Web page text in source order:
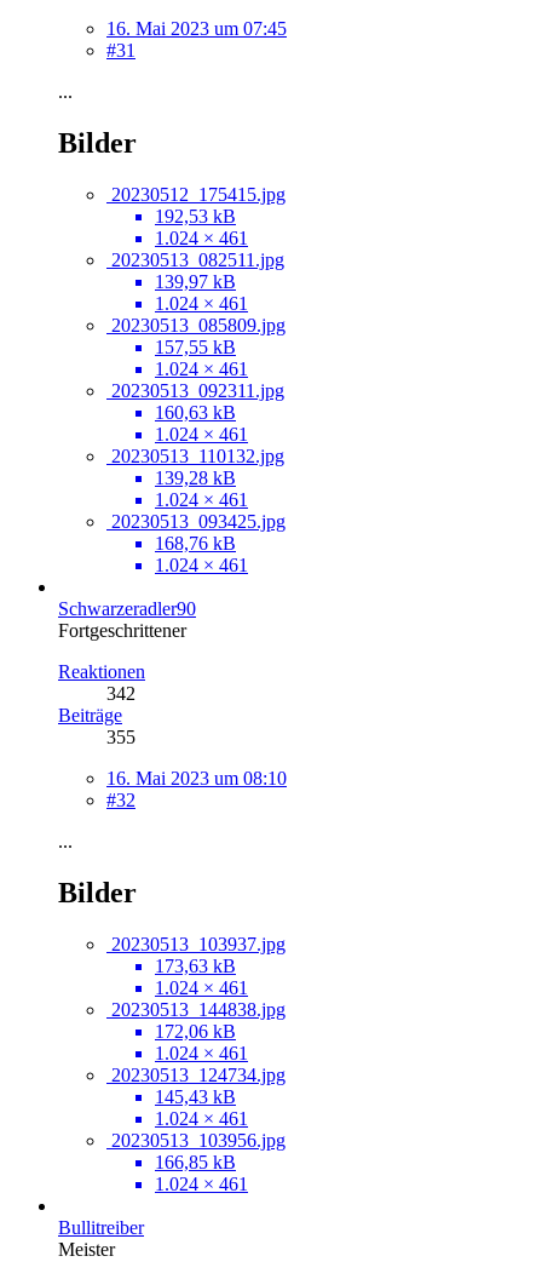
16. Mai 2023 um 07:45
#31
...
Bilder
20230512_175415.jpg
192,53 kB
1.024 × 461
20230513_082511.jpg
139,97 kB
1.024 × 461
20230513_085809.jpg
157,55 kB
1.024 × 461
20230513_092311.jpg
160,63 kB
1.024 × 461
20230513_110132.jpg
139,28 kB
1.024 × 461
20230513_093425.jpg
168,76 kB
1.024 × 461
Schwarzeradler90
Fortgeschrittener
Reaktionen
342
Beiträge
355
16. Mai 2023 um 08:10
#32
...
Bilder
20230513_103937.jpg
173,63 kB
1.024 × 461
20230513_144838.jpg
172,06 kB
1.024 × 461
20230513_124734.jpg
145,43 kB
1.024 × 461
20230513_103956.jpg
166,85 kB
1.024 × 461
Bullitreiber
Meister